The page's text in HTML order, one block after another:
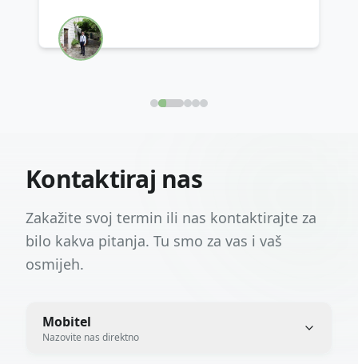
Kontaktiraj nas
Zakažite svoj termin ili nas kontaktirajte za
bilo kakva pitanja. Tu smo za vas i vaš
osmijeh.
Mobitel
Nazovite nas direktno